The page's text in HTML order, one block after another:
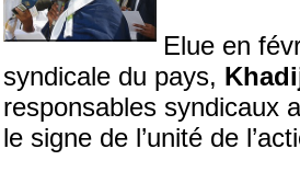
Elue en
syndicale du pays,
responsables syndicaux
le signe de l’unité de